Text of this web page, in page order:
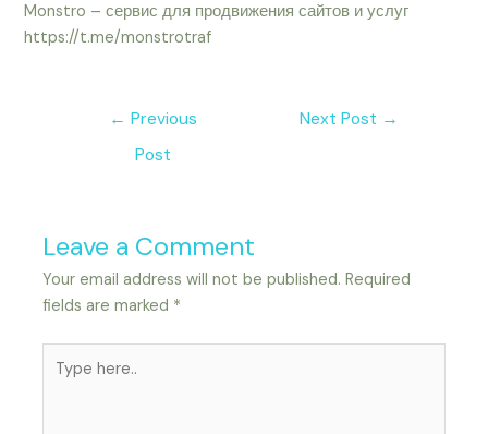
Monstro – сервис для продвижения сайтов и услуг
https://t.me/monstrotraf
← Previous
Post
Next Post →
Leave a Comment
Your email address will not be published. Required
fields are marked *
here..